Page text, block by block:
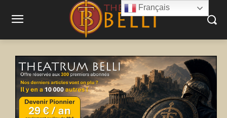
Français